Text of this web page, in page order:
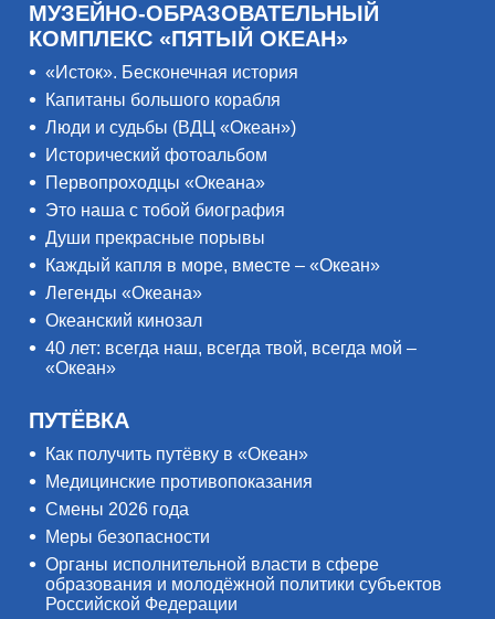
МУЗЕЙНО-ОБРАЗОВАТЕЛЬНЫЙ
КОМПЛЕКС «ПЯТЫЙ ОКЕАН»
«Исток». Бесконечная история
Капитаны большого корабля
Люди и судьбы (ВДЦ «Океан»)
Исторический фотоальбом
Первопроходцы «Океана»
Это наша с тобой биография
Души прекрасные порывы
Каждый капля в море, вместе – «Океан»
Легенды «Океана»
Океанский кинозал
40 лет: всегда наш, всегда твой, всегда мой –
«Океан»
ПУТЁВКА
Как получить путёвку в «Океан»
Медицинские противопоказания
Смены 2026 года
Меры безопасности
Органы исполнительной власти в сфере
образования и молодёжной политики субъектов
Российской Федерации